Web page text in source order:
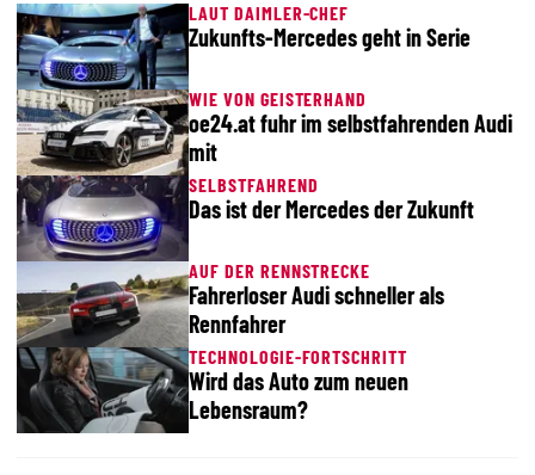
LAUT DAIMLER-CHEF
Zukunfts-Mercedes geht in Serie
WIE VON GEISTERHAND
oe24.at fuhr im selbstfahrenden Audi
mit
SELBSTFAHREND
Das ist der Mercedes der Zukunft
AUF DER RENNSTRECKE
Fahrerloser Audi schneller als
Rennfahrer
TECHNOLOGIE-FORTSCHRITT
Wird das Auto zum neuen
Lebensraum?